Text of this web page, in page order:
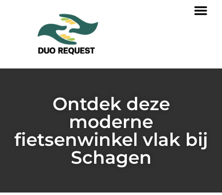
Ontdek deze
moderne
fietsenwinkel vlak bij
Schagen